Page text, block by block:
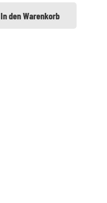
In den Warenkorb